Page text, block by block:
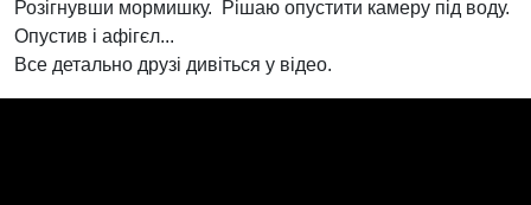
Розігнувши мормишку. Рішаю опустити камеру під воду.
Опустив і афігєл...
Все детально друзі дивіться у відео.